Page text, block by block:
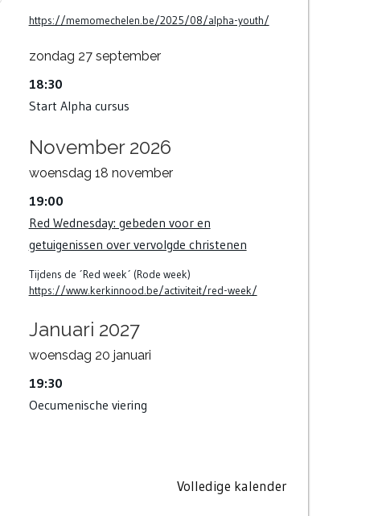
https://memomechelen.be/2025/08/alpha-youth/
zondag 27 september
18:30
Start Alpha cursus
November 2026
woensdag 18 november
19:00
Red Wednesday: gebeden voor en
getuigenissen over vervolgde christenen
Tijdens de ´Red week´ (Rode week)
https://www.kerkinnood.be/activiteit/red-week/
Januari 2027
woensdag 20 januari
19:30
Oecumenische viering
Volledige kalender